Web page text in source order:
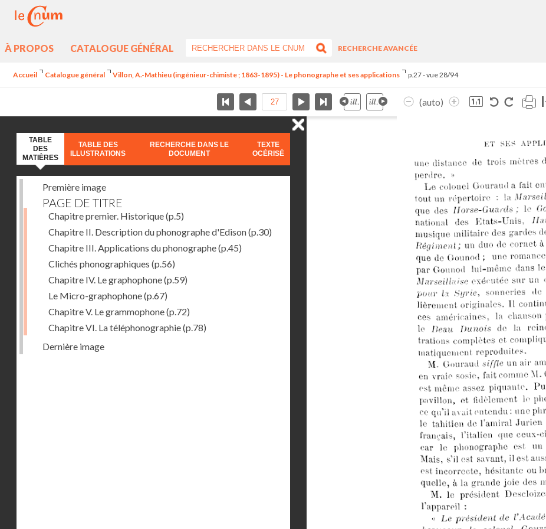
À PROPOS CATALOGUE GÉNÉRAL
RECHERCHE AVANCÉE
Accueil Catalogue général Villon, A.-Mathieu (ingénieur-chimiste ; 1863-1895) - Le phonographe et ses applications p.27 - vue 28/94
(auto)
TABLE
DES
MATIÈRES
TABLE DES
ILLUSTRATIONS
RECHERCHE DANS LE
DOCUMENT
TEXTE
OCÉRISÉ
Première image
PAGE DE TITRE
Chapitre premier. Historique(p.5)
Chapitre II. Description du phonographe d'Edison(p.30)
Chapitre III. Applications du phonographe(p.45)
Clichés phonographiques (p.56)
Chapitre IV. Le graphophone(p.59)
Le Micro-graphophone(p.67)
Chapitre V. Le grammophone(p.72)
Chapitre VI. La téléphonographie(p.78)
Dernière image